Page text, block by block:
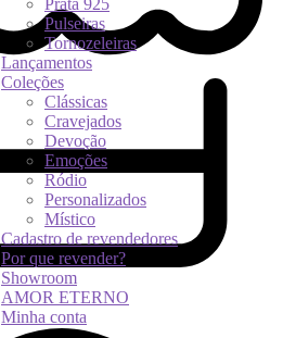
Prata 925
Pulseiras
Tornozeleiras
Lançamentos
Coleções
Clássicas
Cravejados
Devoção
Emoções
Ródio
Personalizados
Místico
Cadastro de revendedores
Por que revender?
Showroom
AMOR ETERNO
Minha conta